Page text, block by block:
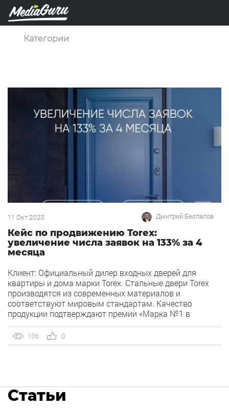
Категории
11 Окт 2023 Дмитрий Беспалов
Кейс по продвижению Torex:
увеличение числа заявок на 133% за 4
месяца
Клиент: Официальный дилер входных дверей для
квартиры и дома марки Torex. Стальные двери Torex
производятся из современных материалов и
соответствуют мировым стандартам. Качество
продукции подтверждают премии «Марка №1 в
века». Задача от клиента: Увеличить количество
обращений на покупку дверей при сохранении
106 0
Статьи